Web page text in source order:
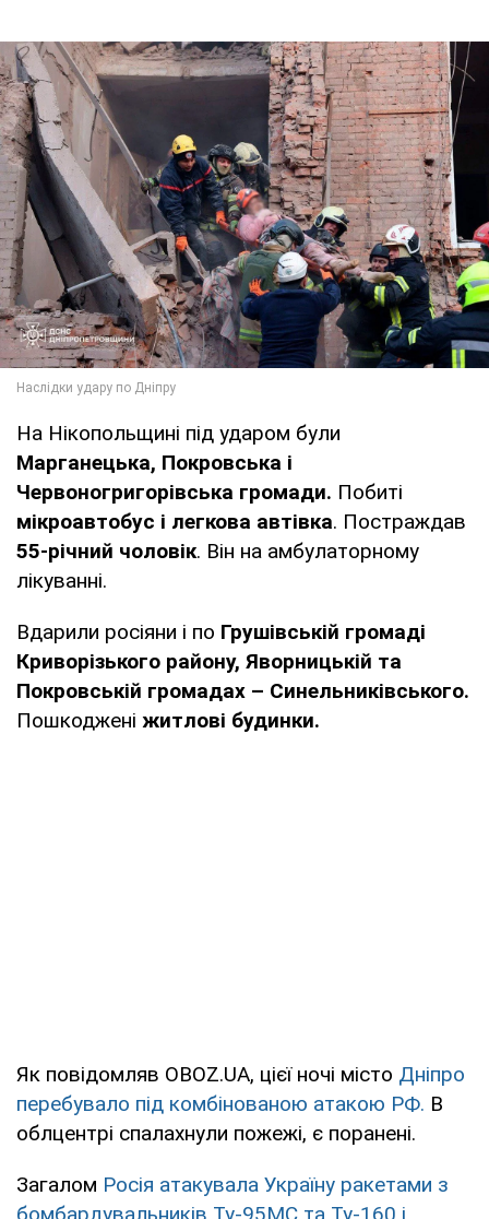
На Нікопольщині під ударом були
Марганецька, Покровська і
Червоногригорівська громади. Побиті
мікроавтобус і легкова автівка. Постраждав
55-річний чоловік. Він на амбулаторному
лікуванні.
Вдарили росіяни і по Грушівській громаді
Криворізького району, Яворницькій та
Покровській громадах – Синельниківського.
Пошкоджені житлові будинки.
Як повідомляв OBOZ.UA, цієї ночі місто Дніпро
перебувало під комбінованою атакою РФ. В
облцентрі спалахнули пожежі, є поранені.
Загалом Росія атакувала Україну ракетами з
бомбардувальників Ту-95МС та Ту-160 і